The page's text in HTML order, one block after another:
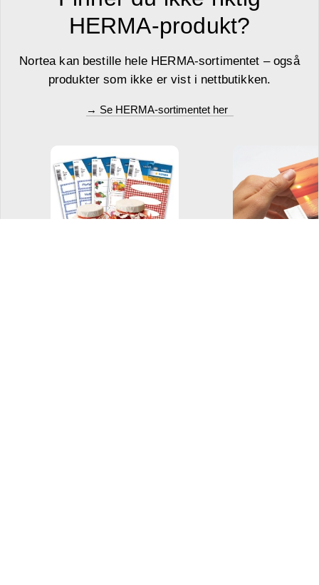
HERMA-produkt?
Nortea kan bestille hele HERMA-sortimentet – også
produkter som ikke er vist i nettbutikken.
→ Se HERMA-sortimentet her